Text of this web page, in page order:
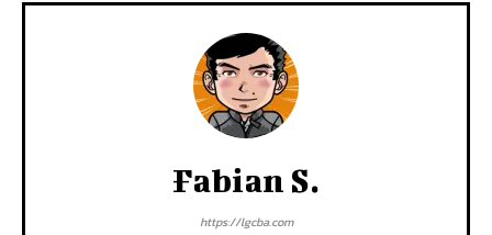
Fabian S.
https://lgcba.com